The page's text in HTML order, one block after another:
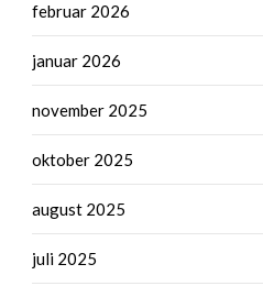
februar 2026
januar 2026
november 2025
oktober 2025
august 2025
juli 2025